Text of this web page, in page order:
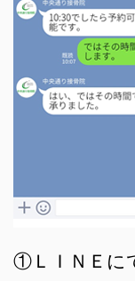
①ＬＩＮＥに